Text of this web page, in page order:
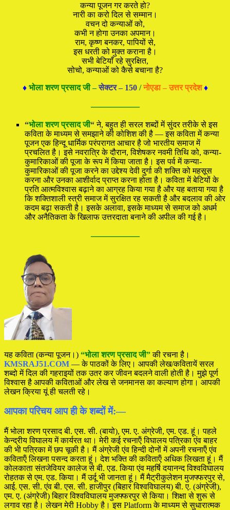
कन्या पूजन गर करते हो?
नारी का करो दिल से सम्मान।
वचन दो कन्याओं को,
कभी न होगा उनका अपमान।
राम, कृष्ण बनकर, पापियों से,
इस धरती को मुक्त कराना है।
सभी बेटियाँ रहे सुरक्षित,
सोचो, कन्याओं को कैसे बचाना है?
♦भोला शरण प्रसाद जी –सेक्टर – 150 /नोएडा – उत्तर प्रदेश ♦
—————
“भोला शरण प्रसाद जी“ने, बहुत ही सरल शब्दों में सुंदर तरीके से इस
कविता के माध्यम से समझाने की कोशिश की है — इस कविता में कन्या
पूजन एक हिन्दू धार्मिक परंपरागत आचार है जो भारतीय समाज में
प्रचलित है। इसे नवरात्रि के दौरान, विशेषकर नवमी तिथि को, कन्या-
कुमारिकाओं की पूजा के रूप में किया जाता है। इस पर्व में कन्या-
कुमारिकाओं की पूजा करने का उद्देश्य देवी दुर्गा की शक्ति को महसूस
करना और उनका आशीर्वाद प्राप्त करना होता है। कविता में बेटियों के
प्रति आत्मविश्वास बढ़ाने का आग्रह किया गया है और यह बताया गया है
कि शक्तिशाली स्त्री समाज में सुरक्षित रह सकती है और बदलाव की ओर
कदम बढ़ा सकती है। इसके अलावा, इसके माध्यम से समाज को अधर्म
और अनैतिकता के खिलाफ उत्तरदाता बनाने की अपील की गई है।
—————
यह कविता (कन्या पूजन।) “भोला शरण प्रसाद जी”की रचना है।
KMSRAJ51.COM — के पाठकों के लिए। आपकी लेख/कवितायें सरल
शब्दो में दिल की गहराइयों तक उतर कर जीवन बदलने वाली होती है। मुझे पूर्ण
विश्वास है आपकी कविताओं और लेख से जनमानस का कल्याण होगा। आपकी
लेखन क्रिया यूं ही चलती रहे।
आपका परिचय आप ही के शब्दों में:—
मैं भोला शरण प्रसाद बी. एस. सी. (बायो), एम. ए. अंग्रेजी, एम. एड. हूं। पहले
केन्द्रीय विघालय में कार्यरत था। मेरी कई रचनाऍं विघालय पत्रिका एंव बाहर
की भी पत्रिका में छप चूकी है। मैं अंग्रेजी एंव हिन्दी दोनों में अपनी रचनाऍं एंव
कविताऍं लिखना पसन्द करता हूं। देश भक्ति की कविताऍं अधिक लिखता हूं। मैं
कोलकाता संतजेवियर कालेज से बी. एड. किया एंव महर्षि दयानन्द विश्वविघालय
रोहतक से एम. एड. किया। मैं उर्दू भी जानता हूं। मैं मैट्रीकुलेशन मुजफ्फरपुर से,
आई. एस. सी. एंव बी. एस. सी. हाजीपुर (बिहार विश्वविघालय) बी. ए. (अंग्रेजी),
एम. ए. (अंग्रेजी) बिहार विश्वविघालय मुजफ्फरपुर से किया। शिक्षा से शुरू से
लगाव रहा है। लेखन मेरी Hobby है। इस Platform के माध्यम से सुधारात्मक